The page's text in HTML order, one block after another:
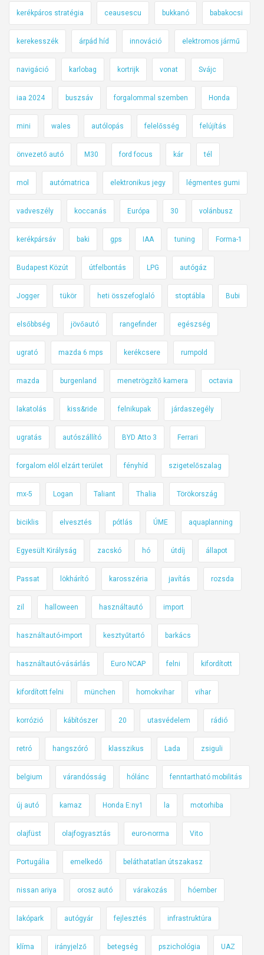
kerékpáros stratégia ceausescu bukkanó babakocsi
kerekesszék árpád híd innováció elektromos jármű
navigáció karlobag kortrijk vonat Svájc
iaa 2024 buszsáv forgalommal szemben Honda
mini wales autólopás felelősség felújítás
önvezető autó M30 ford focus kár tél
mol autómatrica elektronikus jegy légmentes gumi
vadveszély koccanás Európa 30 volánbusz
kerékpársáv baki gps IAA tuning Forma-1
Budapest Közút útfelbontás LPG autógáz
Jogger tükör heti összefoglaló stoptábla Bubi
elsőbbség jövőautó rangefinder egészség
ugrató mazda 6 mps kerékcsere rumpold
mazda burgenland menetrögzítő kamera octavia
lakatolás kiss&ride felnikupak járdaszegély
ugratás autószállító BYD Atto 3 Ferrari
forgalom elől elzárt terület fényhíd szigetelőszalag
mx-5 Logan Taliant Thalia Törökország
biciklis elvesztés pótlás ÚME aquaplanning
Egyesült Királyság zacskó hó útdíj állapot
Passat lökhárító karosszéria javítás rozsda
zil halloween használtautó import
használtautó-import kesztyűtartó barkács
használtautó-vásárlás Euro NCAP felni kifordított
kifordított felni münchen homokvihar vihar
korrózió kábítószer 20 utasvédelem rádió
retró hangszóró klasszikus Lada zsiguli
belgium várandósság hólánc fenntartható mobilitás
új autó kamaz Honda E:ny1 la motorhiba
olajfüst olajfogyasztás euro-norma Vito
Portugália emelkedő beláthatatlan útszakasz
nissan ariya orosz autó várakozás hóember
lakópark autógyár fejlesztés infrastruktúra
klíma irányjelző betegség pszichológia UAZ